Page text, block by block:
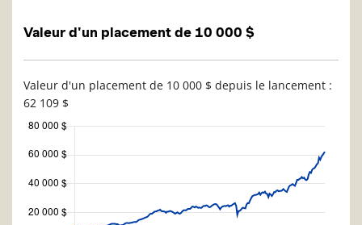
Valeur d'un placement de 10 000 $
Valeur d'un placement de 10 000 $ depuis le lancement :
62 109 $